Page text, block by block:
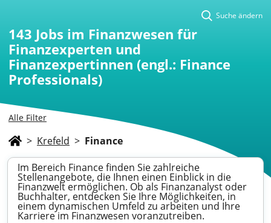
Alle Filter
Suche ändern
143 Jobs im Finanzwesen für
Finanzexperten und
Finanzexpertinnen (engl.: Finance
Professionals)
> Krefeld > Finance
Im Bereich Finance finden Sie zahlreiche
Stellenangebote, die Ihnen einen Einblick in die
Finanzwelt ermöglichen. Ob als Finanzanalyst oder
Buchhalter, entdecken Sie Ihre Möglichkeiten, in
einem dynamischen Umfeld zu arbeiten und Ihre
Karriere im Finanzwesen voranzutreiben.